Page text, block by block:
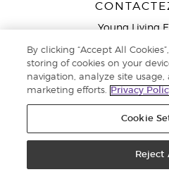
Young Living
9727 AJ
Service réservé aux
791
Politique de
By clicking “Accept All
storing of cookies on your
navigation, analyze site usage,
marketing efforts.
Privacy
Cookie
Reject